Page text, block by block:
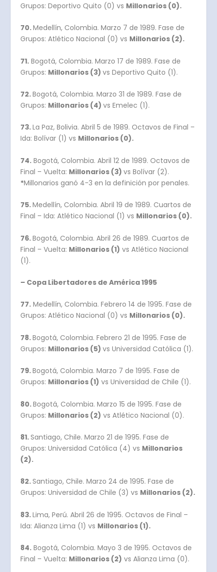
Grupos: Deportivo Quito (0) vs Millonarios (0).
70.Medellín, Colombia. Marzo 7 de 1989. Fase de
Grupos: Atlético Nacional (0) vs Millonarios (2).
71. Bogotá, Colombia. Marzo 17 de 1989. Fase de
Grupos: Millonarios (3)vs Deportivo Quito (1).
72.Bogotá, Colombia. Marzo 31 de 1989. Fase de
Grupos: Millonarios (4)vs Emelec (1).
73.La Paz, Bolivia. Abril 5 de 1989. Octavos de Final –
Ida: Bolívar (1) vs Millonarios (0).
74. Bogotá, Colombia. Abril 12 de 1989. Octavos de
Final – Vuelta: Millonarios (3)vs Bolívar (2).
*Millonarios ganó 4-3 en la definición por penales.
75.Medellín, Colombia. Abril 19 de 1989. Cuartos de
Final – Ida: Atlético Nacional (1) vs Millonarios (0).
76.Bogotá, Colombia. Abril 26 de 1989. Cuartos de
Final – Vuelta: Millonarios (1) vs Atlético Nacional
(1).
– Copa Libertadores de América 1995
77. Medellín, Colombia. Febrero 14 de 1995. Fase de
Grupos: Atlético Nacional (0) vs Millonarios (0).
78.Bogotá, Colombia. Febrero 21 de 1995. Fase de
Grupos: Millonarios (5)vs Universidad Católica (1).
79.Bogotá, Colombia. Marzo 7 de 1995. Fase de
Grupos: Millonarios (1) vs Universidad de Chile (1).
80.Bogotá, Colombia. Marzo 15 de 1995. Fase de
Grupos: Millonarios (2) vs Atlético Nacional (0).
81.Santiago, Chile. Marzo 21 de 1995. Fase de
Grupos: Universidad Católica (4) vs Millonarios
(2).
82.Santiago, Chile. Marzo 24 de 1995. Fase de
Grupos: Universidad de Chile (3) vs Millonarios (2).
83.Lima, Perú. Abril 26 de 1995. Octavos de Final –
Ida: Alianza Lima (1) vs Millonarios (1).
84. Bogotá, Colombia. Mayo 3 de 1995. Octavos de
Final – Vuelta: Millonarios (2) vs Alianza Lima (0).